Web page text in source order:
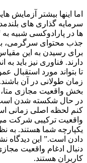
اما اینها بیشتر آزمایش
سرمایه گذاری های
ها در پارادوکسی شبیه
جذب محتوای سرگرمی، به
برای رسیدن به این
دارند. فناوری نیز باید
تا بتواند مورد
زمان طولانی در آن
در حال شکسته شدن
کنم لحظه اصلی زمانی
واقعیت ترکیبی شرکت
یکپارچه شما هستند. به
دادن است.” این دیدگاه
دنبال ادغام واقعیت
کاربران هستند.